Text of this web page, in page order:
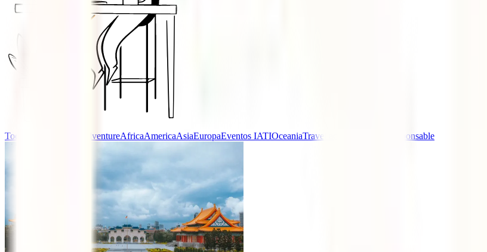
Todas las categorías AdventureAfricaAmericaAsiaEuropaEventos IATIOceaniaTravel advice Turismo Responsable